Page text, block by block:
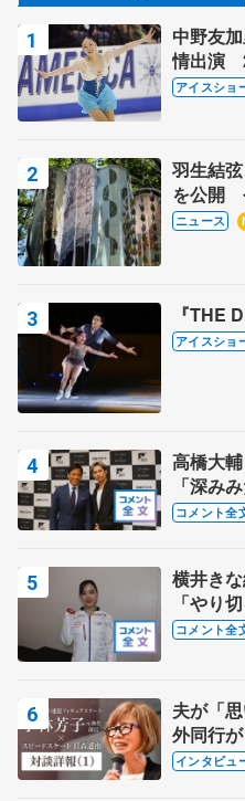
中野友
情出演
ス」 宮
アイスショ
羽生結
を公開
の瑞鳳殿
ニュース
『THE
アイスショ
高橋大
「深み
る？」
コメント全
横井き
「やり
SP】
コメント全
夫が「
外同行
クでは
インタビュ